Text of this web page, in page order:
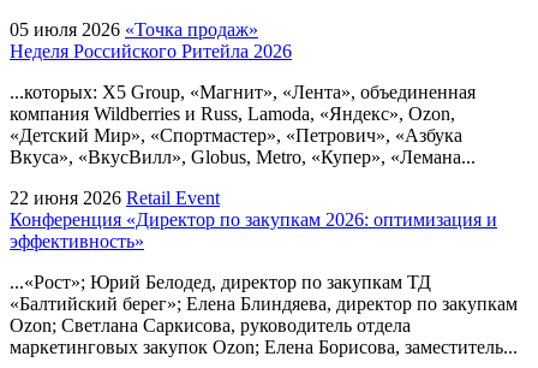
05 июля 2026 «Точка продаж»
Неделя Российского Ритейла 2026
...которых: Х5 Group, «Магнит», «Лента», объединенная
компания Wildberries и Russ, Lamoda, «Яндекс», Ozon,
«Детский Мир», «Спортмастер», «Петрович», «Азбука
Вкуса», «ВкусВилл», Globus, Metro, «Купер», «Лемана...
22 июня 2026 Retail Event
Конференция «Директор по закупкам 2026: оптимизация и
эффективность»
...«Рост»; Юрий Белодед, директор по закупкам ТД
«Балтийский берег»; Елена Блиндяева, директор по закупкам
Ozon; Светлана Саркисова, руководитель отдела
маркетинговых закупок Ozon; Елена Борисова, заместитель...